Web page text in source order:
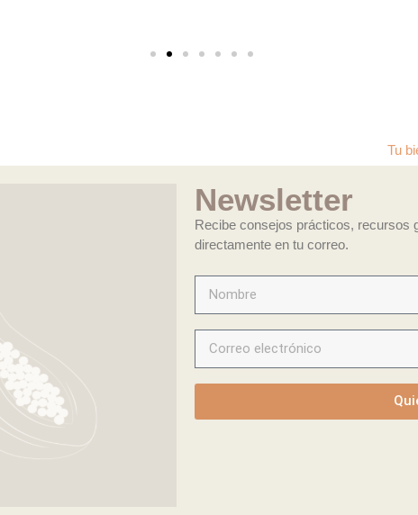
Tu bienestar
Newsletter
Recibe consejos prácticos, recursos
directamente en tu correo.